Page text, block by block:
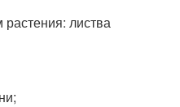
листва